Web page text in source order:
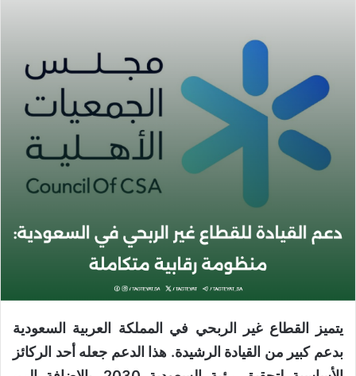
يتميز القطاع غير الربحي في المملكة العربية السعودية
بدعم كبير من القيادة الرشيدة. هذا الدعم جعله أحد الركائز